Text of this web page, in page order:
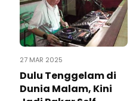
27 MAR 2025
Dulu Tenggelam di
Dunia Malam, Kini